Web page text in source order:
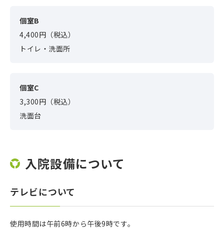
個室B
4,400円（税込）
トイレ・洗面所
個室C
3,300円（税込）
洗面台
入院設備について
テレビについて
使用時間は午前6時から午後9時です。